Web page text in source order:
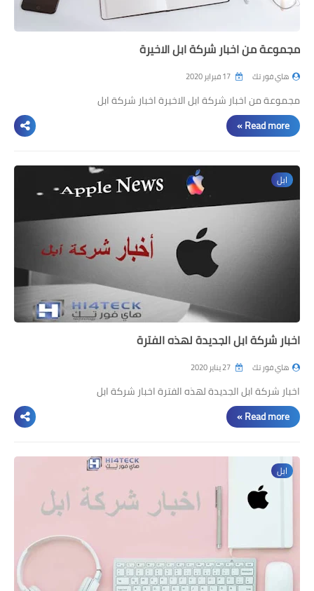
مجموعة من اخبار شركة ابل الاخيرة
هاي فور تك
مجموعة من اخبار شركة ابل الاخيرة اخبار شركة ابل
Read more »
ابل
اخبار شركة ابل الجديدة لهذه الفترة
هاي فور تك
اخبار شركة ابل الجديدة لهذه الفترة اخبار شركة ابل
Read more »
ابل